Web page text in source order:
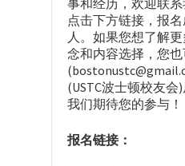
点击下方链接，报
人。如果您想了解
念和内容选择，您
(USTC波士顿校友会
我们期待您的参与！
报名链接：